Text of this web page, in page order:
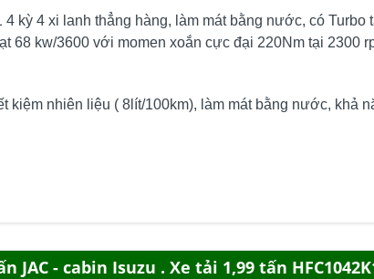
kỳ 4 xi lanh thẳng hàng, làm mát bằng nước, có Turbo
68 kw/3600 với momen xoắn cực đại 220Nm tại 2300
kiệm nhiên liệu ( 8lít/100km), làm mát bằng nước, khả
- cabin Isuzu . Xe tải 1,99 tấn